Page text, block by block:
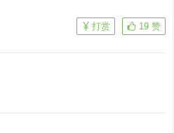
19 赞
打赏